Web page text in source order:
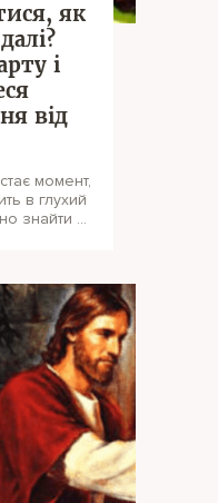
як
і
від
момент,
в глухий
знайти з